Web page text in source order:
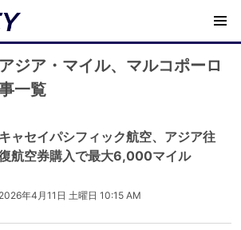
ジア・マイル、マルコポーロ
一覧
キャセイパシフィック航空、アジア往
航空券購入で最大6,000マイル
2026年4月11日 土曜日 10:15 AM